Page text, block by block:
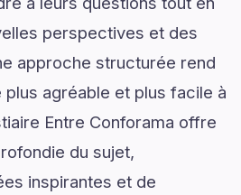
perspectives et des
approche structurée rend
agréable et plus facile à
Entre Conforama offre
du sujet,
inspirantes et de